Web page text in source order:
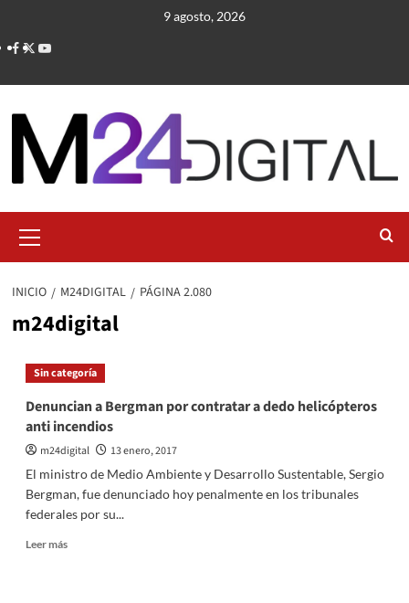
contenido
9 agosto, 2026
primario
INICIO M24DIGITAL PÁGINA 2.080
m24digital
Sin categoría
Denuncian a Bergman por contratar a dedo helicópteros
anti incendios
m24digital
13 enero, 2017
El ministro de Medio Ambiente y Desarrollo Sustentable, Sergio
Bergman, fue denunciado hoy penalmente en los tribunales
federales por su...
Leer másLeer